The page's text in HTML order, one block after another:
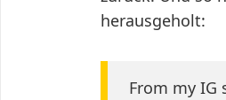
herausgeholt:
From my IG